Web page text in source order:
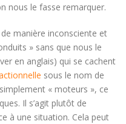
nous le fasse remarquer.
manière inconsciente et
» sans que nous le
en anglais) qui se cachent
sous le nom de
« moteurs », ce
Il s’agit plutôt de
à une situation. Cela peut